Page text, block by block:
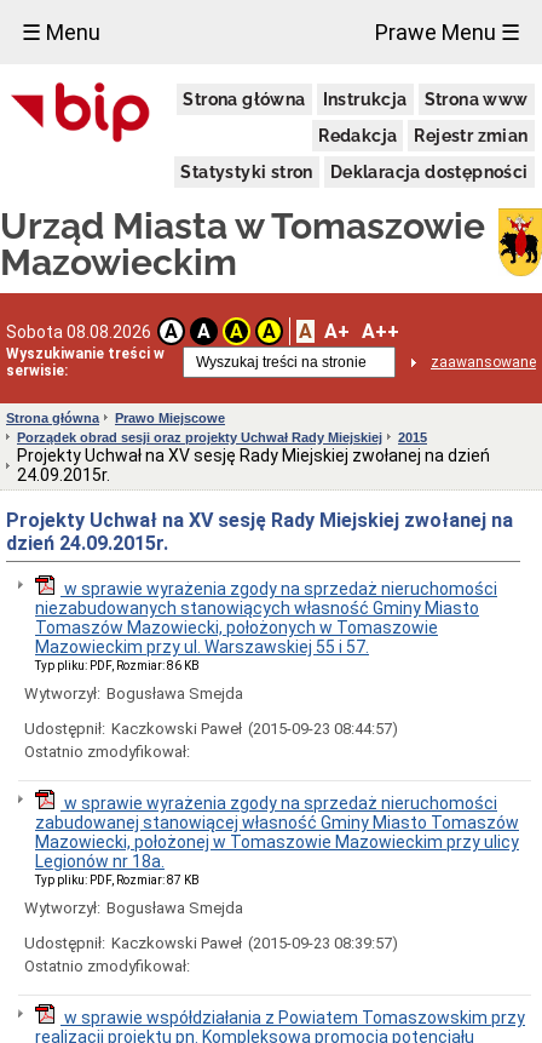
☰ Menu Prawe Menu ☰
Strona główna Instrukcja
Strona www
Redakcja
Rejestr zmian
Statystyki stron
Deklaracja dostępności
Urząd Miasta w Tomaszowie
Mazowieckim
Sobota 08.08.2026 A A A A A A+ A++
Wyszukiwanie treści w
serwisie:
zaawansowane
Miasto
Pieczęcie
Granice
miasta
Statut
Miasta
Władze
Miasta
Prezydent
zastępcy
Rada
Miejska
2024-
Prezydium
Rady
Miejskiej
Dyżury
Biurze
Rady
Miejskiej
Składy
komisji
stałych
doraźnych
Sesje
Rady
Miejskiej
Interpelacje
zapytania
radnych
Transmisje
sesji
Imienne
Strona główna
Prawo Miejscowe
Porządek obrad sesji oraz projekty Uchwał Rady Miejskiej
2015
Projekty Uchwał na XV sesję Rady Miejskiej zwołanej na dzień
24.09.2015r.
Projekty Uchwał na XV sesję Rady Miejskiej zwołanej na
dzień 24.09.2015r.
w sprawie wyrażenia zgody na sprzedaż nieruchomości
niezabudowanych stanowiących własność Gminy Miasto
Tomaszów Mazowiecki, położonych w Tomaszowie
Mazowieckim przy ul. Warszawskiej 55 i 57.
Typ pliku: PDF, Rozmiar: 86 KB
Wytworzył: Bogusława Smejda
Udostępnił: Kaczkowski Paweł (2015-09-23 08:44:57)
Ostatnio zmodyfikował:
w sprawie wyrażenia zgody na sprzedaż nieruchomości
zabudowanej stanowiącej własność Gminy Miasto Tomaszów
Mazowiecki, położonej w Tomaszowie Mazowieckim przy ulicy
Legionów nr 18a.
Typ pliku: PDF, Rozmiar: 87 KB
Wytworzył: Bogusława Smejda
Udostępnił: Kaczkowski Paweł (2015-09-23 08:39:57)
Ostatnio zmodyfikował:
w sprawie współdziałania z Powiatem Tomaszowskim przy
realizacji projektu pn. Kompleksowa promocja potencjału
×